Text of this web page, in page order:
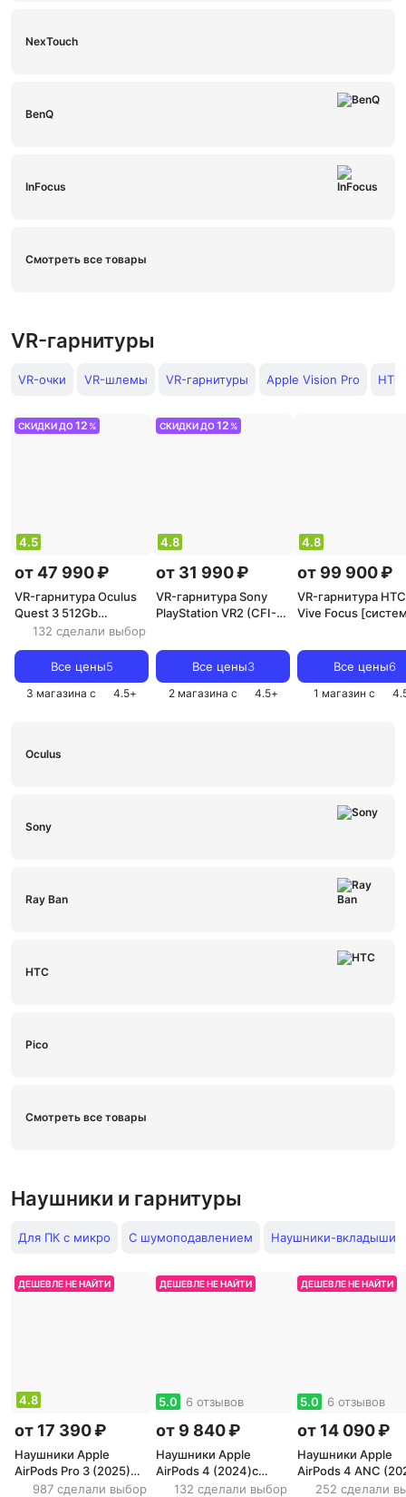
NexTouch
BenQ
InFocus
Смотреть все товары
VR-гарнитуры
VR-очки VR-шлемы VR-гарнитуры Apple Vision Pro
СКИДКИ ДО12 %
4.5
от 47 990 ₽
VR-гарнитура Oculus
Quest 3 512Gb
[система, 120 Гц, 110 °]
132 сделали выбор
Все цены5
3 магазина с 4.5+
СКИДКИ ДО12 %
4.8
от 31 990 ₽
VR-гарнитура Sony
PlayStation VR2 (CFI-
Все цены3
2 магазина с 4.5+
4.8
от 99 900 ₽
VR-гарнитура HTC
Vive Focus
Все цены6
1 магазин с
Oculus
Sony
Ray Ban
HTC
Pico
Смотреть все товары
Наушники и гарнитуры
Для ПК с микро С шумоподавлением Наушники-вкладыши
ДЕШЕВЛЕ НЕ НАЙТИ
4.8
от 17 390 ₽
Наушники Apple
AirPods Pro 3 (2025)
USB-C MagSafe, White
987 сделали выбор
ДЕШЕВЛЕ НЕ НАЙТИ
5.0 6 отзывов
от 9 840 ₽
Наушники Apple
AirPods 4 (2024)с
беспроводным
132 сделали выбор
ДЕШЕВЛЕ НЕ НАЙТИ
5.0 6 отзывов
от 14 090 ₽
Наушники Apple
AirPods 4 ANC
беспроводным
252 сделали